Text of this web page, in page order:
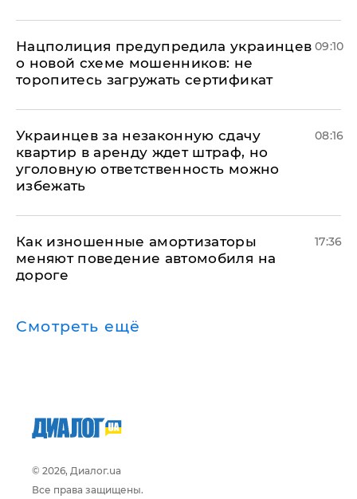
Нацполиция предупредила украинцев
о новой схеме мошенников: не
торопитесь загружать сертификат
09:10
Украинцев за незаконную сдачу
квартир в аренду ждет штраф, но
уголовную ответственность можно
избежать
08:16
Как изношенные амортизаторы
меняют поведение автомобиля на
дороге
17:36
Смотреть ещё
© 2026, Диалог.ua
Все права защищены.